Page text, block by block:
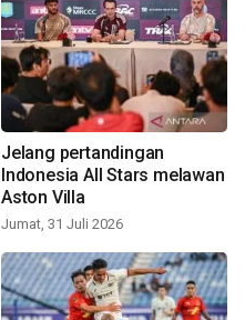
Jelang pertandingan
Indonesia All Stars melawan
Aston Villa
Jumat, 31 Juli 2026